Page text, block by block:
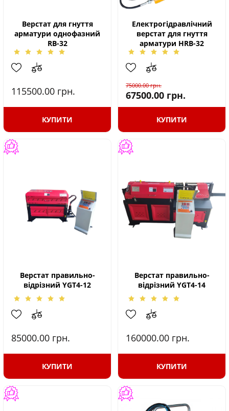
Верстат для гнуття
арматури однофазний
RB-32
115500.00 грн.
КУПИТИ
Електрогідравлічний
верстат для гнуття
арматури HRB-32
75000.00грн.
67500.00 грн.
КУПИТИ
Верстат правильно-
відрізний YGT4-12
85000.00 грн.
КУПИТИ
Верстат правильно-
відрізний YGT4-14
160000.00 грн.
КУПИТИ